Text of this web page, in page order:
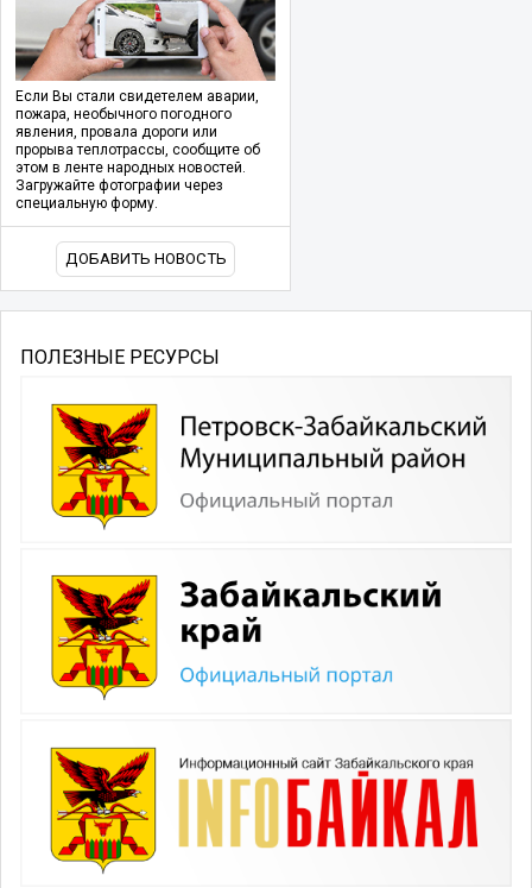
Если Вы стали свидетелем аварии,
пожара, необычного погодного
явления, провала дороги или
прорыва теплотрассы, сообщите об
этом в ленте народных новостей.
Загружайте фотографии через
специальную форму.
ДОБАВИТЬ НОВОСТЬ
ПОЛЕЗНЫЕ РЕСУРСЫ